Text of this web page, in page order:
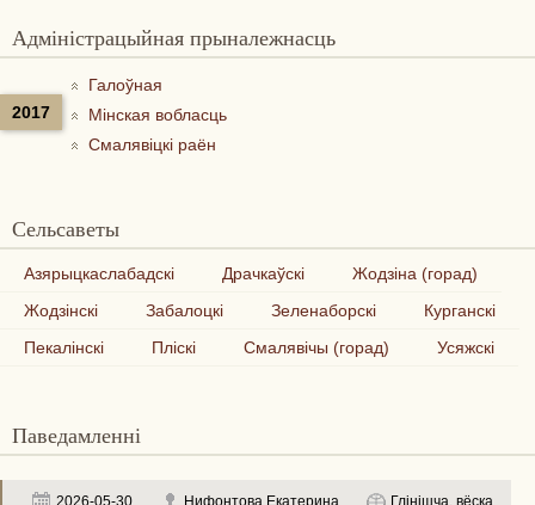
Адміністрацыйная прыналежнасць
2017
Галоўная
Мінская вобласць
Смалявіцкі раён
Сельсаветы
Азярыцкаслабадскі Драчкаўскі
Жодзіна (горад)
Жодзінскі
Забалоцкі Зеленаборскі
Курганскі
Пекалінскі
Пліскі Смалявічы (горад) Усяжскі
Паведамленні
2026-05-30 Нифонтова Екатерина
Глінішча, вёска